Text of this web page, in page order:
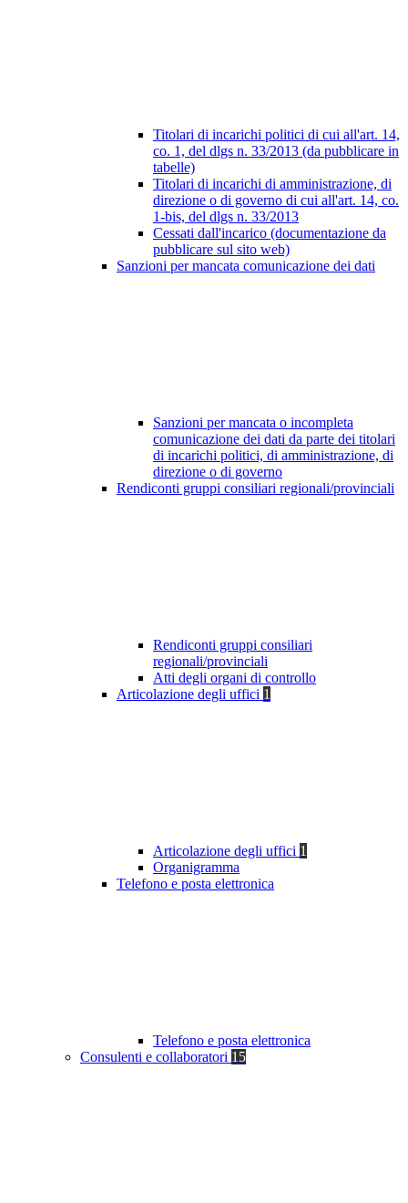
Titolari di incarichi politici di cui all'art. 14,
co. 1, del dlgs n. 33/2013 (da pubblicare in
tabelle)
Titolari di incarichi di amministrazione, di
direzione o di governo di cui all'art. 14, co.
1-bis, del dlgs n. 33/2013
Cessati dall'incarico (documentazione da
pubblicare sul sito web)
Sanzioni per mancata comunicazione dei dati
Sanzioni per mancata o incompleta
comunicazione dei dati da parte dei titolari
di incarichi politici, di amministrazione, di
direzione o di governo
Rendiconti gruppi consiliari regionali/provinciali
Rendiconti gruppi consiliari
regionali/provinciali
Atti degli organi di controllo
Articolazione degli uffici 1
Articolazione degli uffici 1
Organigramma
Telefono e posta elettronica
Telefono e posta elettronica
Consulenti e collaboratori 15